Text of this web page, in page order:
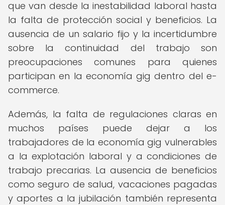
que van desde la inestabilidad laboral hasta
la falta de protección social y beneficios. La
ausencia de un salario fijo y la incertidumbre
sobre la continuidad del trabajo son
preocupaciones comunes para quienes
participan en la economía gig dentro del e-
commerce.
Además, la falta de regulaciones claras en
muchos países puede dejar a los
trabajadores de la economía gig vulnerables
a la explotación laboral y a condiciones de
trabajo precarias. La ausencia de beneficios
como seguro de salud, vacaciones pagadas
y aportes a la jubilación también representa